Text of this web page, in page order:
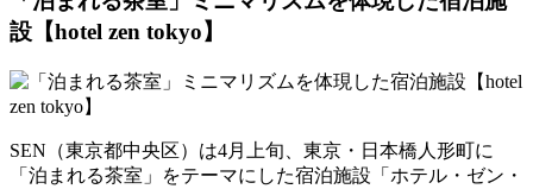
設【hotel zen tokyo】
SEN（東京都中央区）は4月上旬、東京・日本橋人形町に
「泊まれる茶室」をテーマにした宿泊施設「ホテル・ゼン・